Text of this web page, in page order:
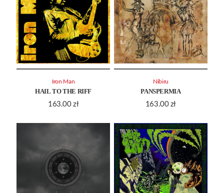
HAIL TO THE RIFF
163.00 zł
Iron Man
PANSPERMIA
163.00 zł
Nibiru